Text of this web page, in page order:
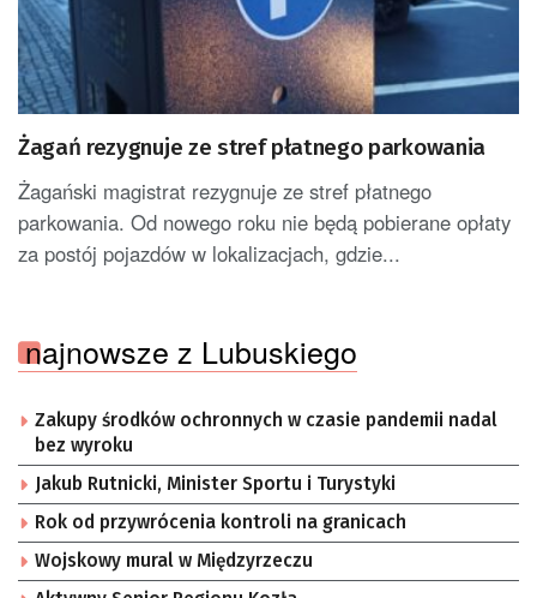
Żagań rezygnuje ze stref płatnego parkowania
Żagański magistrat rezygnuje ze stref płatnego
parkowania. Od nowego roku nie będą pobierane opłaty
za postój pojazdów w lokalizacjach, gdzie...
najnowsze z Lubuskiego
Zakupy środków ochronnych w czasie pandemii nadal
bez wyroku
Jakub Rutnicki, Minister Sportu i Turystyki
Rok od przywrócenia kontroli na granicach
Wojskowy mural w Międzyrzeczu